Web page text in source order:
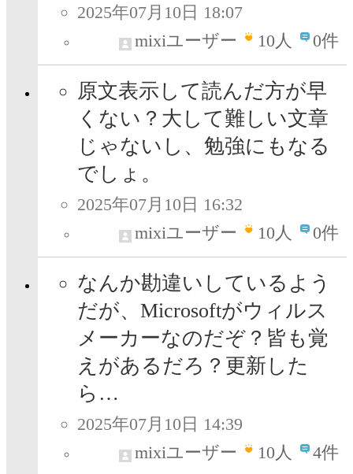
2025年07月10日 18:07
mixiユーザー
10人 0件
原文表示して読んだ方が早
くない？大して難しい文章
じゃないし、勉強にもなる
でしょ。
2025年07月10日 16:32
mixiユーザー
10人 0件
なんか勘違いしているよう
だが、Microsoftがウィルス
メーカーなのだぞ？皆も覚
えがあるだろ？更新した
ら…
2025年07月10日 14:39
mixiユーザー
10人 4件